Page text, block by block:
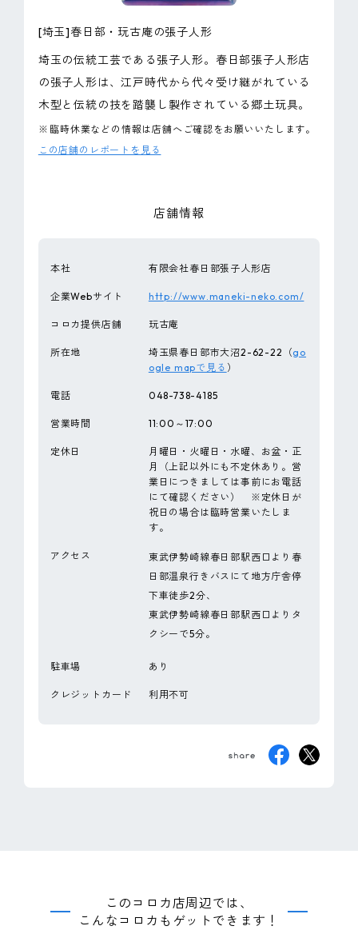
[埼玉]春日部・玩古庵の張子人形
埼玉の伝統工芸である張子人形。春日部張子人形店
の張子人形は、江戸時代から代々受け継がれている
木型と伝統の技を踏襲し製作されている郷土玩具。
※ 臨時休業などの情報は店舗へご確認をお願いいたします。
この店舗のレポートを見る
店舗情報
本社 有限会社春日部張子人形店
企業Webサイト http://www.maneki-neko.com/
コロカ提供店舗 玩古庵
所在地 埼玉県春日部市大沼2-62-22（go
ogle mapで見る ）
電話 048-738-4185
営業時間 11:00～17:00
定休日
月曜日・火曜日・水曜、お盆・正
月（上記以外にも不定休あり。営
業日につきましては事前にお電話
にて確認ください） ※定休日が
祝日の場合は臨時営業いたしま
す。
アクセス
東武伊勢崎線春日部駅西口より春
日部温泉行きバスにて地方庁舎停
下車徒歩2分、
東武伊勢崎線春日部駅西口よりタ
クシーで5分。
駐車場 あり
クレジットカード 利用不可
このコロカ店周辺では、
こんなコロカもゲットできます！